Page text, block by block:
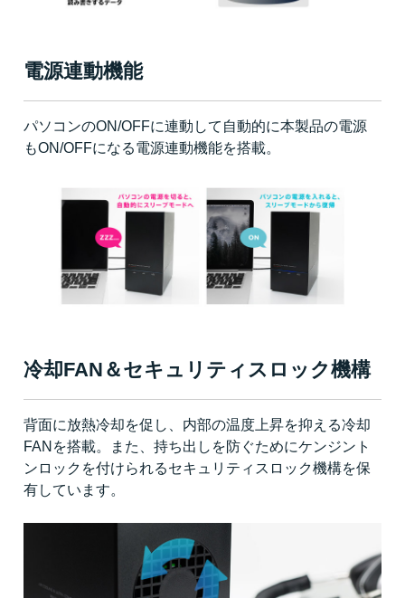
電源連動機能
パソコンのON/OFFに連動して自動的に本製品の電源
もON/OFFになる電源連動機能を搭載。
冷却FAN＆セキュリティスロック機構
背面に放熱冷却を促し、内部の温度上昇を抑える冷却
FANを搭載。また、持ち出しを防ぐためにケンジント
ンロックを付けられるセキュリティスロック機構を保
有しています。